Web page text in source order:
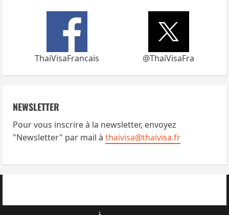
ThaiVisaFrancais @ThaiVisaFra
NEWSLETTER
Pour vous inscrire à la newsletter, envoyez
"Newsletter" par mail à thaivisa@thaivisa.fr